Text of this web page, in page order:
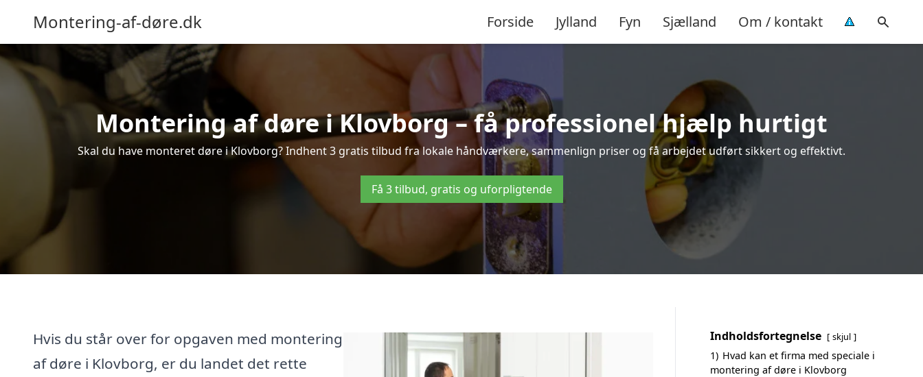
Montering-af-døre.dk Forside Jylland Fyn Sjælland Om / kontakt
Montering af døre i Klovborg – få professionel hjælp hurtigt
Skal du have monteret døre i Klovborg? Indhent 3 gratis tilbud fra lokale håndværkere, sammenlign priser og få arbejdet udført sikkert og effektivt.
Få 3 tilbud, gratis og uforpligtende
Hvis du står over for opgaven med montering
af døre i Klovborg, er du landet det rette
Indholdsfortegnelse skjul
1) Hvad kan et firma med speciale i
montering af døre i Klovborg